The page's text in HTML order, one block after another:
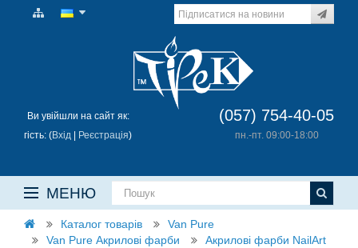
Ви увійшли на сайт як:
гість: (Вхід | Реєстрація)
(057) 754-40-05
пн.-пт. 09:00-18:00
МЕНЮ
Каталог товарів
Van Pure
Van Pure Акрилові фарби
Акрилові фарби NailArt